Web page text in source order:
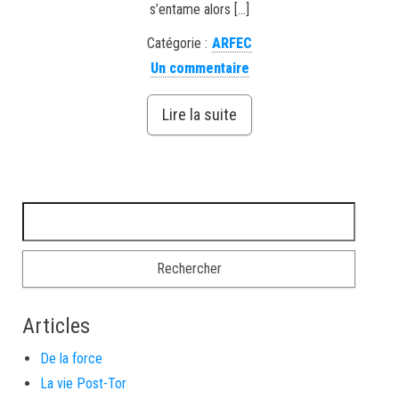
s’entame alors […]
Catégorie : ARFEC
Un commentaire
Lire la suite
Articles
De la force
La vie Post-Tor